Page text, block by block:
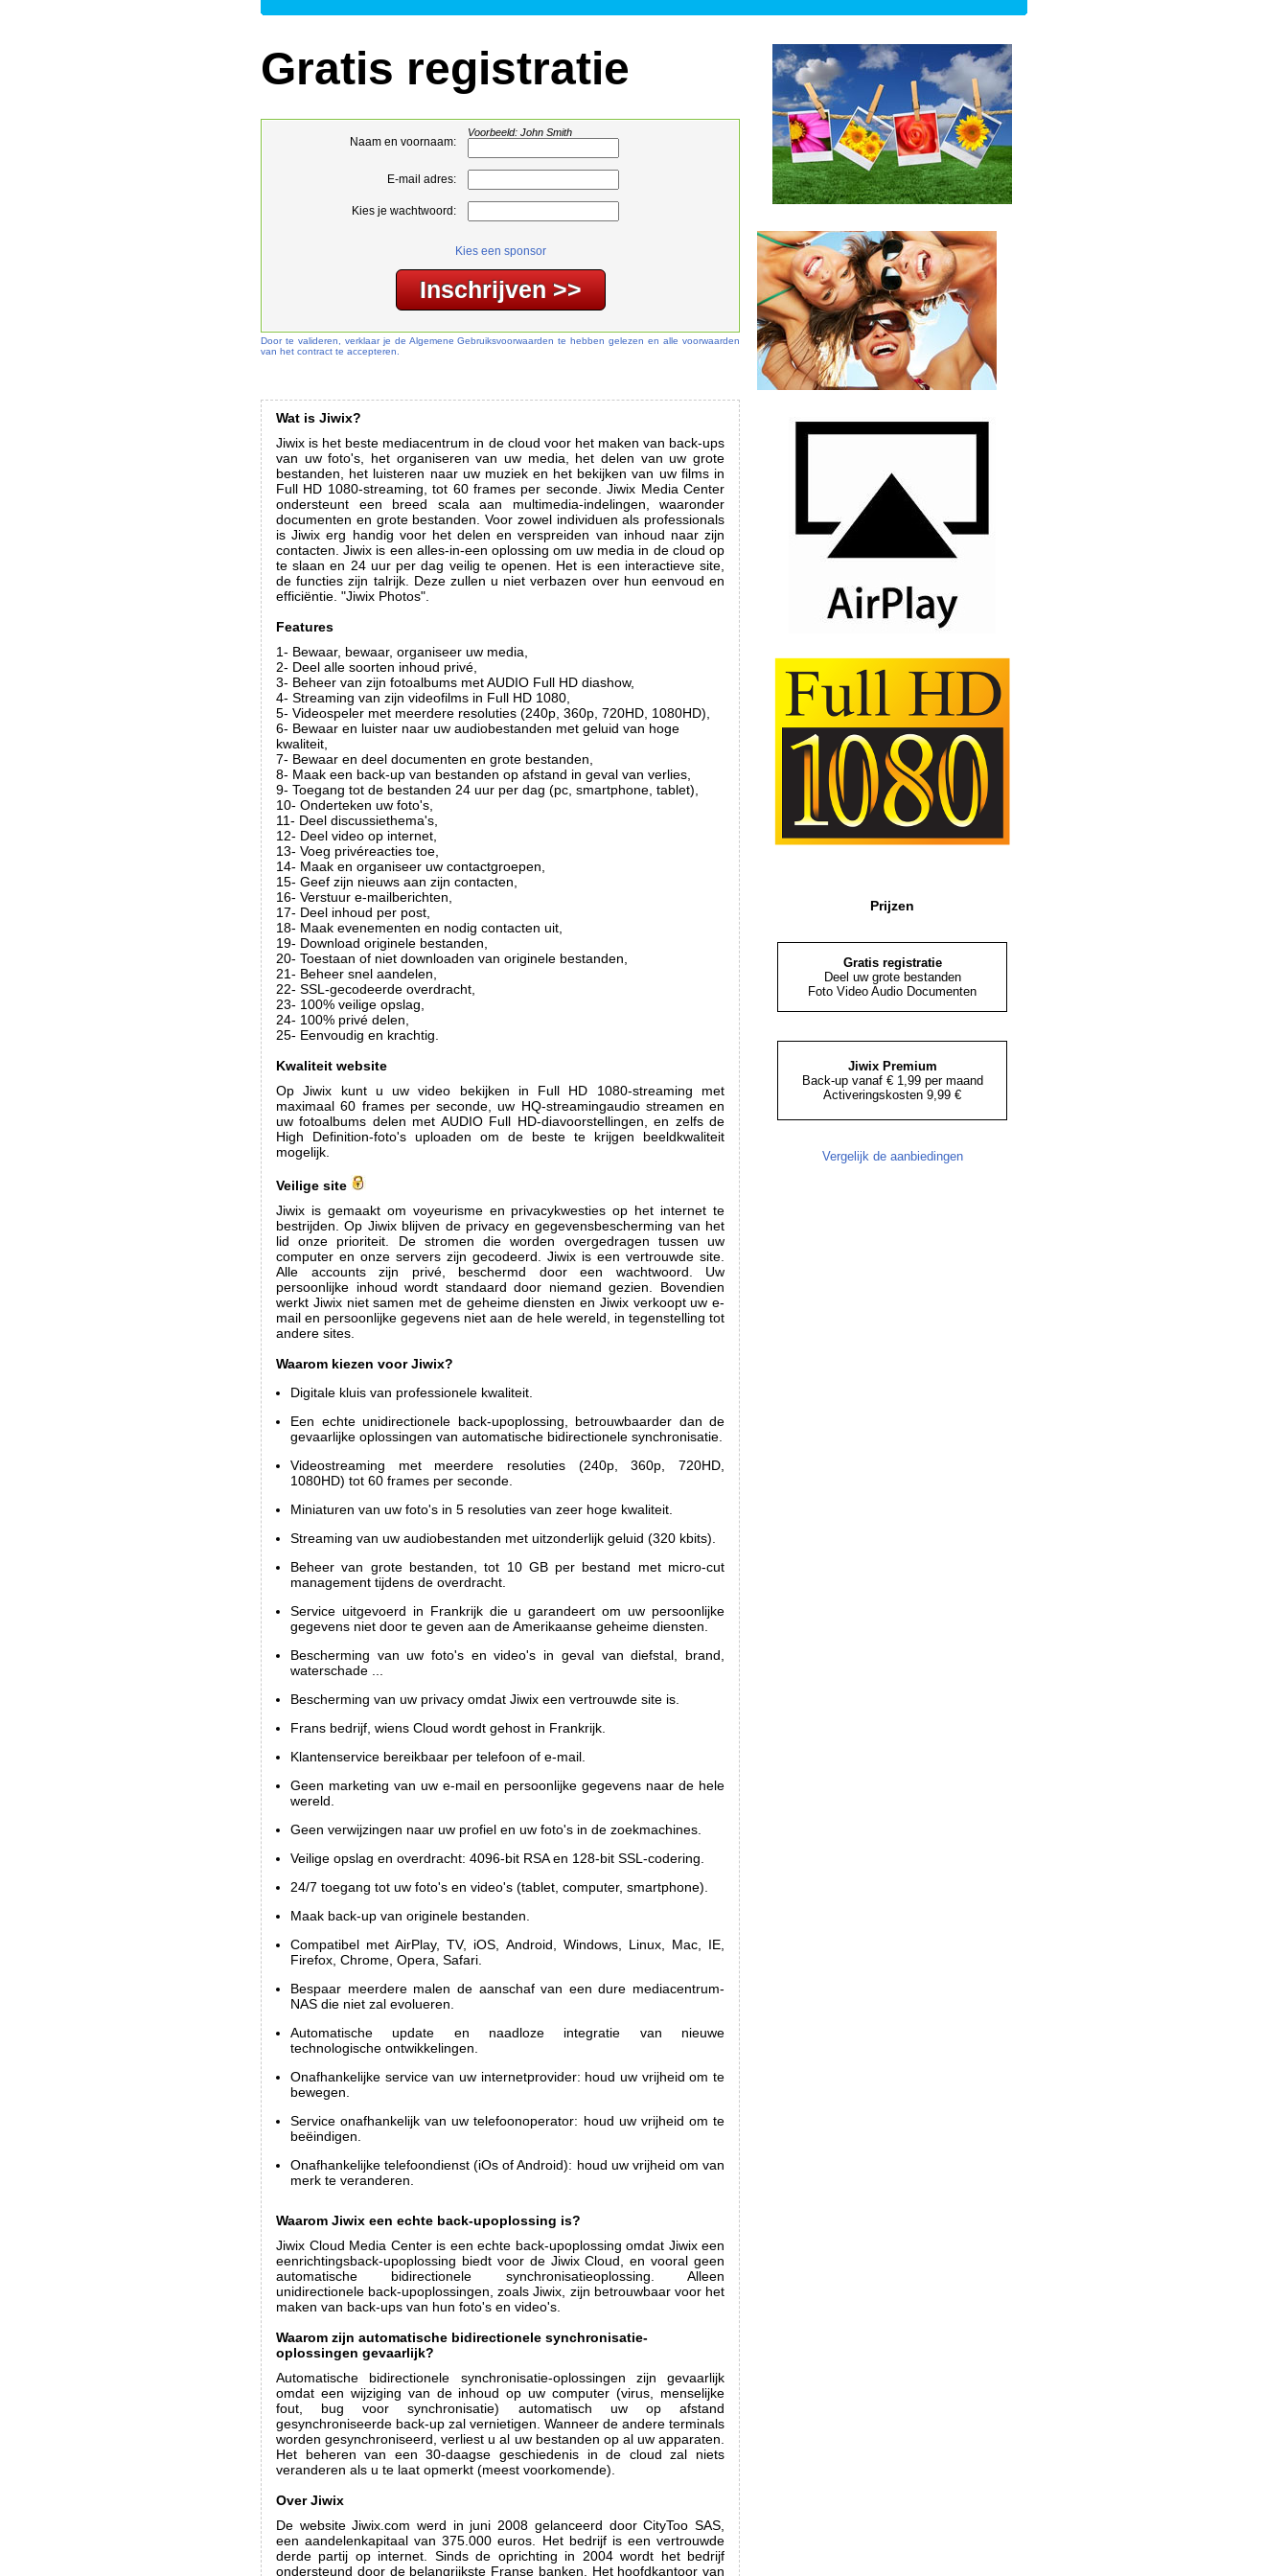
Gratis registratie
Naam en voornaam:
Voorbeeld: John Smith
E-mail adres:
Kies je wachtwoord:
Kies een sponsor
Door te valideren, verklaar je de Algemene Gebruiksvoorwaarden te hebben gelezen en alle voorwaarden
van het contract te accepteren.
Wat is Jiwix?
Jiwix is het beste mediacentrum in de cloud voor het maken van back-ups
van uw foto's, het organiseren van uw media, het delen van uw grote
bestanden, het luisteren naar uw muziek en het bekijken van uw films in
Full HD 1080-streaming, tot 60 frames per seconde. Jiwix Media Center
ondersteunt een breed scala aan multimedia-indelingen, waaronder
documenten en grote bestanden. Voor zowel individuen als professionals
is Jiwix erg handig voor het delen en verspreiden van inhoud naar zijn
contacten. Jiwix is een alles-in-een oplossing om uw media in de cloud op
te slaan en 24 uur per dag veilig te openen. Het is een interactieve site,
de functies zijn talrijk. Deze zullen u niet verbazen over hun eenvoud en
efficiëntie. "Jiwix Photos".
Features
1- Bewaar, bewaar, organiseer uw media,
2- Deel alle soorten inhoud privé,
3- Beheer van zijn fotoalbums met AUDIO Full HD diashow,
4- Streaming van zijn videofilms in Full HD 1080,
5- Videospeler met meerdere resoluties (240p, 360p, 720HD, 1080HD),
6- Bewaar en luister naar uw audiobestanden met geluid van hoge
kwaliteit,
7- Bewaar en deel documenten en grote bestanden,
8- Maak een back-up van bestanden op afstand in geval van verlies,
9- Toegang tot de bestanden 24 uur per dag (pc, smartphone, tablet),
10- Onderteken uw foto's,
11- Deel discussiethema's,
12- Deel video op internet,
13- Voeg privéreacties toe,
14- Maak en organiseer uw contactgroepen,
15- Geef zijn nieuws aan zijn contacten,
16- Verstuur e-mailberichten,
17- Deel inhoud per post,
18- Maak evenementen en nodig contacten uit,
19- Download originele bestanden,
20- Toestaan of niet downloaden van originele bestanden,
21- Beheer snel aandelen,
22- SSL-gecodeerde overdracht,
23- 100% veilige opslag,
24- 100% privé delen,
25- Eenvoudig en krachtig.
Kwaliteit website
Op Jiwix kunt u uw video bekijken in Full HD 1080-streaming met
maximaal 60 frames per seconde, uw HQ-streamingaudio streamen en
uw fotoalbums delen met AUDIO Full HD-diavoorstellingen, en zelfs de
High Definition-foto's uploaden om de beste te krijgen beeldkwaliteit
mogelijk.
Veilige site
Jiwix is gemaakt om voyeurisme en privacykwesties op het internet te
bestrijden. Op Jiwix blijven de privacy en gegevensbescherming van het
lid onze prioriteit. De stromen die worden overgedragen tussen uw
computer en onze servers zijn gecodeerd. Jiwix is een vertrouwde site.
Alle accounts zijn privé, beschermd door een wachtwoord. Uw
persoonlijke inhoud wordt standaard door niemand gezien. Bovendien
werkt Jiwix niet samen met de geheime diensten en Jiwix verkoopt uw e-
mail en persoonlijke gegevens niet aan de hele wereld, in tegenstelling tot
andere sites.
Waarom kiezen voor Jiwix?
Digitale kluis van professionele kwaliteit.
Een echte unidirectionele back-upoplossing, betrouwbaarder dan de
gevaarlijke oplossingen van automatische bidirectionele synchronisatie.
Videostreaming met meerdere resoluties (240p, 360p, 720HD,
1080HD) tot 60 frames per seconde.
Miniaturen van uw foto's in 5 resoluties van zeer hoge kwaliteit.
Streaming van uw audiobestanden met uitzonderlijk geluid (320 kbits).
Beheer van grote bestanden, tot 10 GB per bestand met micro-cut
management tijdens de overdracht.
Service uitgevoerd in Frankrijk die u garandeert om uw persoonlijke
gegevens niet door te geven aan de Amerikaanse geheime diensten.
Bescherming van uw foto's en video's in geval van diefstal, brand,
waterschade ...
Bescherming van uw privacy omdat Jiwix een vertrouwde site is.
Frans bedrijf, wiens Cloud wordt gehost in Frankrijk.
Klantenservice bereikbaar per telefoon of e-mail.
Geen marketing van uw e-mail en persoonlijke gegevens naar de hele
wereld.
Geen verwijzingen naar uw profiel en uw foto's in de zoekmachines.
Veilige opslag en overdracht: 4096-bit RSA en 128-bit SSL-codering.
24/7 toegang tot uw foto's en video's (tablet, computer, smartphone).
Maak back-up van originele bestanden.
Compatibel met AirPlay, TV, iOS, Android, Windows, Linux, Mac, IE,
Firefox, Chrome, Opera, Safari.
Bespaar meerdere malen de aanschaf van een dure mediacentrum-
NAS die niet zal evolueren.
Automatische update en naadloze integratie van nieuwe
technologische ontwikkelingen.
Onafhankelijke service van uw internetprovider: houd uw vrijheid om te
bewegen.
Service onafhankelijk van uw telefoonoperator: houd uw vrijheid om te
beëindigen.
Onafhankelijke telefoondienst (iOs of Android): houd uw vrijheid om van
merk te veranderen.
Waarom Jiwix een echte back-upoplossing is?
Jiwix Cloud Media Center is een echte back-upoplossing omdat Jiwix een
eenrichtingsback-upoplossing biedt voor de Jiwix Cloud, en vooral geen
automatische bidirectionele synchronisatieoplossing. Alleen
unidirectionele back-upoplossingen, zoals Jiwix, zijn betrouwbaar voor het
maken van back-ups van hun foto's en video's.
Waarom zijn automatische bidirectionele synchronisatie-
oplossingen gevaarlijk?
Automatische bidirectionele synchronisatie-oplossingen zijn gevaarlijk
omdat een wijziging van de inhoud op uw computer (virus, menselijke
fout, bug voor synchronisatie) automatisch uw op afstand
gesynchroniseerde back-up zal vernietigen. Wanneer de andere terminals
worden gesynchroniseerd, verliest u al uw bestanden op al uw apparaten.
Het beheren van een 30-daagse geschiedenis in de cloud zal niets
veranderen als u te laat opmerkt (meest voorkomende).
Over Jiwix
De website Jiwix.com werd in juni 2008 gelanceerd door CityToo SAS,
een aandelenkapitaal van 375.000 euros. Het bedrijf is een vertrouwde
derde partij op internet. Sinds de oprichting in 2004 wordt het bedrijf
ondersteund door de belangrijkste Franse banken. Het hoofdkantoor van
Prijzen
Gratis registratie
Deel uw grote bestanden
Foto Video Audio Documenten
Jiwix Premium
Back-up vanaf € 1,99 per maand
Activeringskosten 9,99 €
Vergelijk de aanbiedingen